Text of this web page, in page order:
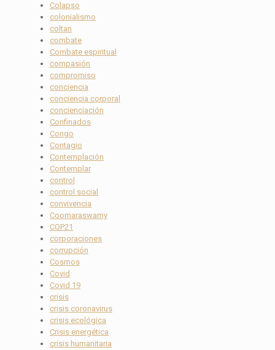
Colapso
colonialismo
coltan
combate
Combate espiritual
compasión
compromiso
conciencia
conciencia corporal
concienciación
Confinados
Congo
Contagio
Contemplación
Contemplar
control
control social
convivencia
Coomaraswamy
COP21
corporaciones
corrupción
Cosmos
Covid
Covid 19
crisis
crisis coronavirus
crisis ecológica
Crisis energética
crisis humanitaria